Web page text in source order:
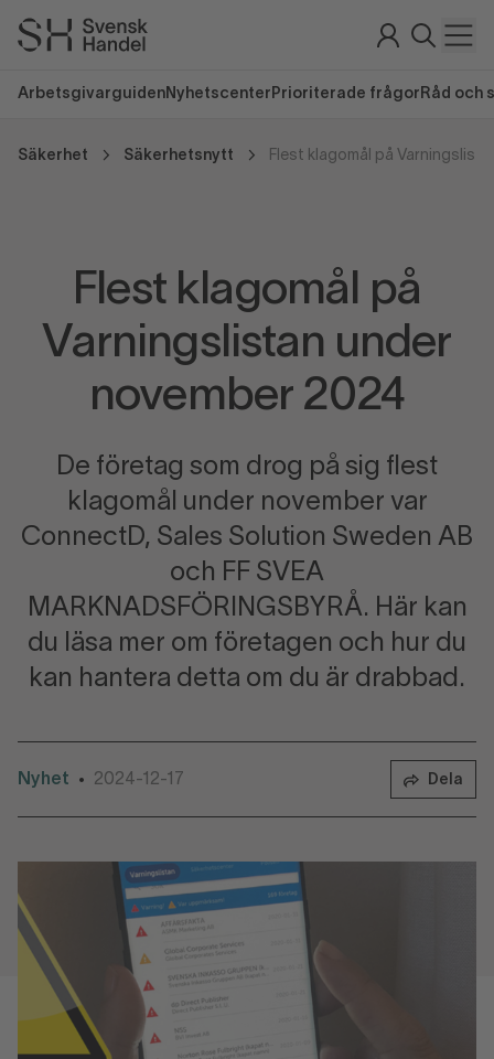
Arbetsgivarguiden Nyhetscenter Prioriterade frågor Råd och
Säkerhet Säkerhetsnytt
Flest klagomål på
Varningslistan under
november 2024
De företag som drog på sig flest
klagomål under november var
ConnectD, Sales Solution Sweden AB
och FF SVEA
MARKNADSFÖRINGSBYRÅ. Här kan
du läsa mer om företagen och hur du
kan hantera detta om du är drabbad.
Nyhet • 2024-12-17 Dela